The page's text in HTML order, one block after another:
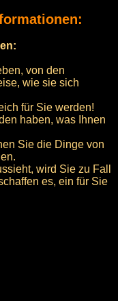
von den
wie sie sich
für Sie werden!
haben, was Ihnen
Sie die Dinge von
wird Sie zu Fall
es, ein für Sie